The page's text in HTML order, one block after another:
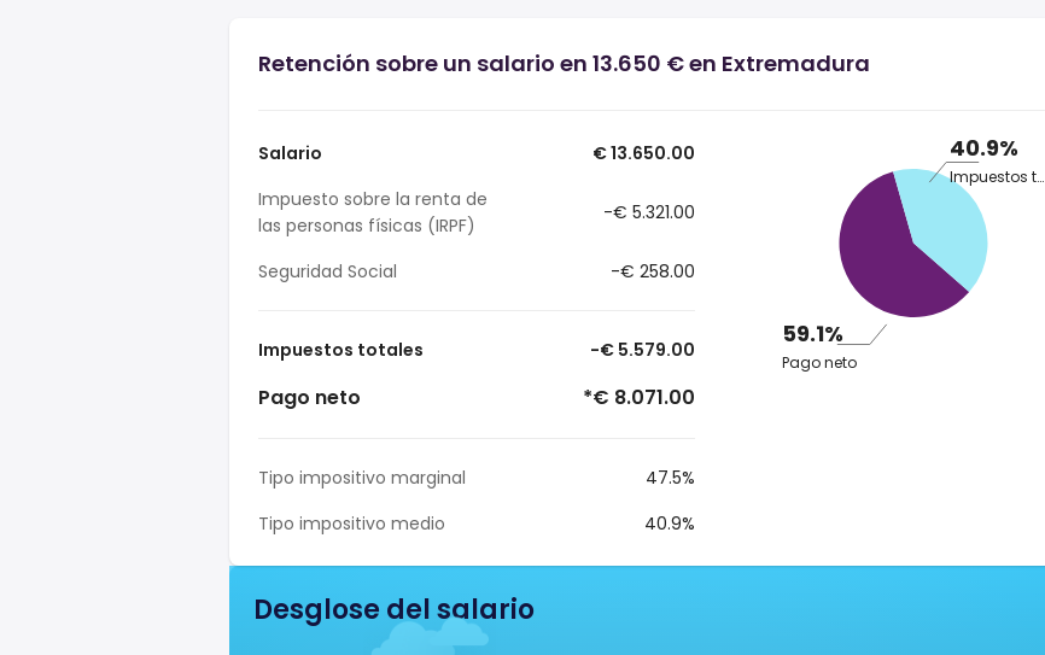
Retención sobre un salario en 13.650 € en Extremadura
Salario
€ 13.650.00
Impuesto sobre la renta de
las personas físicas (IRPF)
-€ 5.321.00
Seguridad Social -€ 258.00
Impuestos totales -€ 5.579.00
Pago neto *€ 8.071.00
Tipo impositivo marginal
47.5%
Tipo impositivo medio
40.9%
40.9%
Impuestos totales
59.1%
Pago neto
Desglose del salario